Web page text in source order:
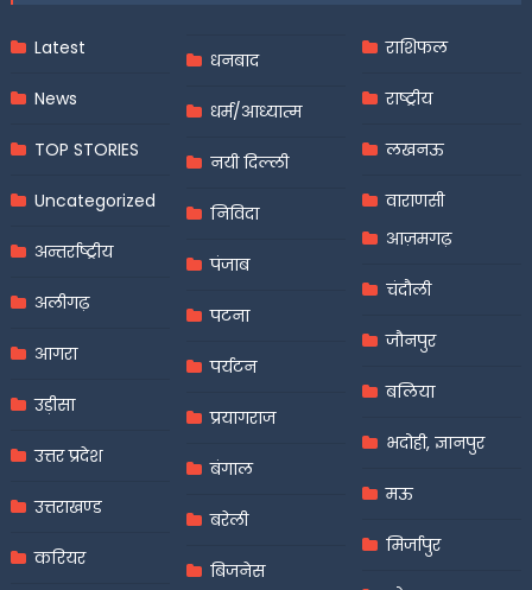
Latest
News
TOP STORIES
Uncategorized
अन्तर्राष्ट्रीय
अलीगढ़
आगरा
उड़ीसा
उत्तर प्रदेश
उत्तराखण्ड
करियर
धनबाद
धर्म/आध्यात्म
नयी दिल्ली
निविदा
पंजाब
पटना
पर्यटन
प्रयागराज
बंगाल
बरेली
बिजनेस
राशिफल
राष्ट्रीय
लखनऊ
वाराणसी
आज़मगढ़
चंदौली
जौनपुर
बलिया
भदोही, ज्ञानपुर
मऊ
मिर्जापुर